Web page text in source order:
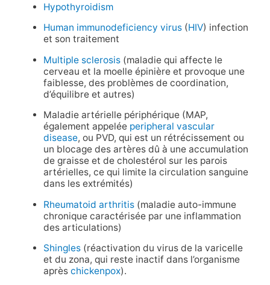
Hypothyroidism
Human immunodeficiency virus(HIV) infection
et son traitement
Multiple sclerosis(maladie qui affecte le
cerveau et la moelle épinière et provoque une
faiblesse, des problèmes de coordination,
d’équilibre et autres)
Maladie artérielle périphérique (MAP,
également appelée peripheral vascular
disease, ou PVD, qui est un rétrécissement ou
un blocage des artères dû à une accumulation
de graisse et de cholestérol sur les parois
artérielles, ce qui limite la circulation sanguine
dans les extrémités)
Rheumatoid arthritis(maladie auto-immune
chronique caractérisée par une inflammation
des articulations)
Shingles(réactivation du virus de la varicelle
et du zona, qui reste inactif dans l’organisme
après chickenpox).